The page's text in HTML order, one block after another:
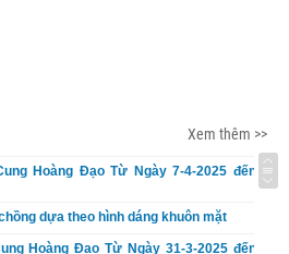
Xem thêm >>
Hoàng Đạo Từ Ngày 7-4-2025 đến
dựa theo hình dáng khuôn mặt
Hoàng Đạo Từ Ngày 31-3-2025 đến